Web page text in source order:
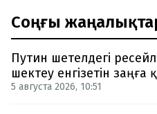
Соңғы
Путин шетелдегі
шектеу енгізетін заңға
5 августа 2026, 10:51